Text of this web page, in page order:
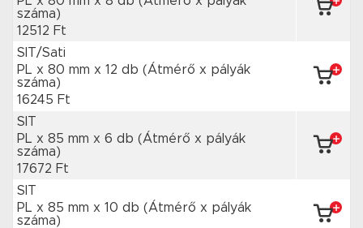
száma)
12512 Ft
SIT/Sati
PL x 80 mm x 12 db (Átmérő x pályák
száma)
16245 Ft
SIT
PL x 85 mm x 6 db (Átmérő x pályák
száma)
17672 Ft
SIT
PL x 85 mm x 10 db (Átmérő x pályák
száma)